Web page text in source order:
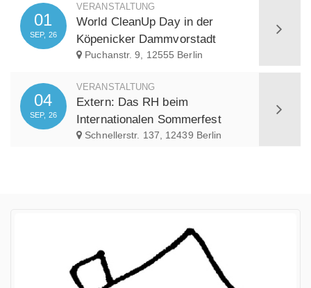
01
SEP, 26
VERANSTALTUNG
World CleanUp Day in der
Köpenicker Dammvorstadt
Puchanstr. 9, 12555 Berlin
04
SEP, 26
VERANSTALTUNG
Extern: Das RH beim
Internationalen Sommerfest
Schnellerstr. 137, 12439 Berlin